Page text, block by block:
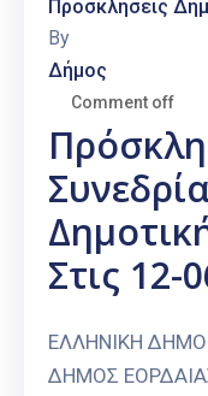
Προσκλήσεις
By
Δήμος
Comment off
Στις 12-
ΕΛΛΗΝΙΚΗ
ΔΗΜΟΣ